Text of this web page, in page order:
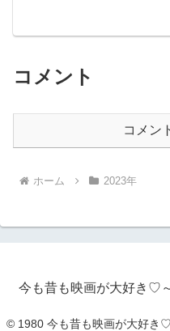
コメント
コメン
ホーム 2023年
今も昔も映画が大好き♡
© 1980 今も昔も映画が大好き